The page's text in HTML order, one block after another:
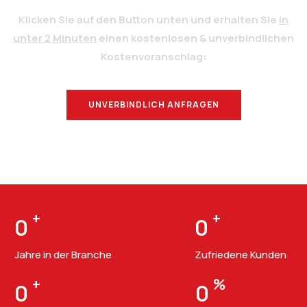
Klicken Sie auf den Button unten und erhalten Sie in
unter 2 Minuten einen kostenlosen & unverbindlichen
Kostenvoranschlag:
UNVERBINDLICH ANFRAGEN
0 +
Jahre in der Branche
0 +
Zufriedene Kunden
0 + 0 %